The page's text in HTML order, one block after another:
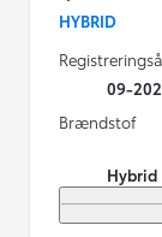
HYBRID
09-
Brændstof
Hybrid